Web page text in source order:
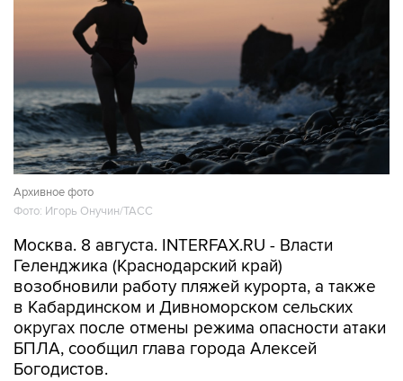
Архивное фото
Фото: Игорь Онучин/ТАСС
Москва. 8 августа. INTERFAX.RU - Власти
Геленджика (Краснодарский край)
возобновили работу пляжей курорта, а также
в Кабардинском и Дивноморском сельских
округах после отмены режима опасности атаки
БПЛА, сообщил глава города Алексей
Богодистов.